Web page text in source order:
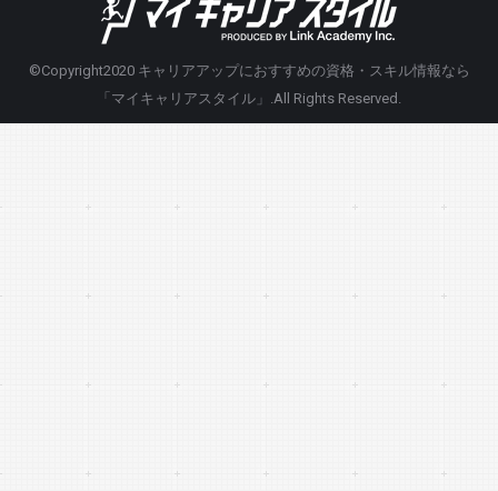
©Copyright2020 キャリアアップにおすすめの資格・スキル情報なら
「マイキャリアスタイル」
.All Rights Reserved.